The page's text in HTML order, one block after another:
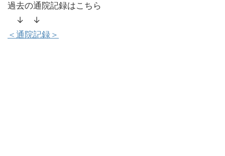
過去の通院記録はこちら
↓ ↓
＜通院記録＞